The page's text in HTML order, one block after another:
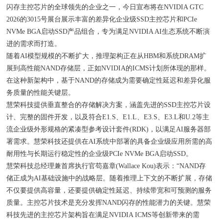
闪存主控芯片的全球领先的企业之一，今日宣布将在NVIDIA GTC
2026的3015号展台展示丰富的差异化企业级SSD主控芯片和PCIe
NVMe BGA启动SSD产品组合，专为满足NVIDIA AI生态系统不断演
进的需求而打造。
随着AI模型规模的不断扩大，推理架构正在从HBM和系统DRAM扩
展到高性能NAND存储层，正如NVIDIA的ICMS计划所体现的那样。
在这种新架构中，基于NAND的存储成为需要确定性延迟和差异化服
务质量的性能关键层。
慧荣科技提供垂直整合的存储解决方案，涵盖先进的SSD主控芯片设
计、完整的固件开发，以及符合E1.S、E1.L、E3.S、E3.L和U.2等主
流企业级外形规格的紧凑型参考设计套件(RDK)，以满足AI服务器部
署需求。慧荣科技还提供在AI系统中部署的具备企业级应用所需的高
耐用性与长期运行稳定性的企业级PCIe NVMe BGA启动SSD。
慧荣科技总经理兼首席执行官苟嘉章(Wallace Kou)表示：“NAND存
储正成为AI基础设施中的战略层。随着推理上下文的不断扩展，存储
不仅要提供高容量，还要提供确定性延迟、持续带宽和可预测的服务
质量。主控芯片技术是充分发挥NAND闪存的性能潜力的关键。慧荣
科技先进的主控芯片架构旨在满足NVIDIA ICMS等创新带来的需